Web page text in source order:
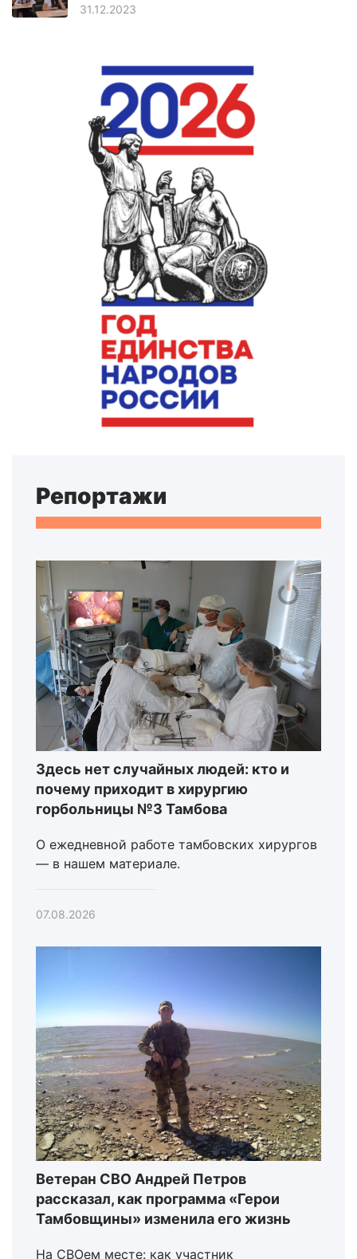
31.12.2023
Репортажи
Здесь нет случайных людей: кто и
почему приходит в хирургию
горбольницы №3 Тамбова
О ежедневной работе тамбовских хирургов
— в нашем материале.
07.08.2026
Ветеран СВО Андрей Петров
рассказал, как программа «Герои
Тамбовщины» изменила его жизнь
На СВОем месте: как участник